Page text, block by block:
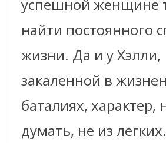
успешной женщине
найти постоянного
жизни. Да и у Хэлли,
закаленной в
баталиях, характер,
думать, не из легких.